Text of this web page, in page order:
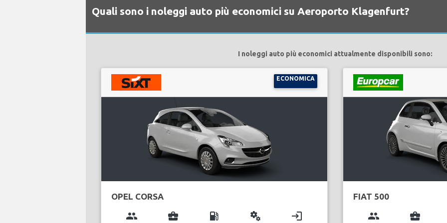
Quali sono i noleggi auto più economici su Aeroporto Klagenfurt?
I noleggi auto più economici attualmente disponibili sono:
ECONOMICA
OPEL CORSA
group business_center local_gas_station miscellaneous_services login
FIAT 500
group business_center